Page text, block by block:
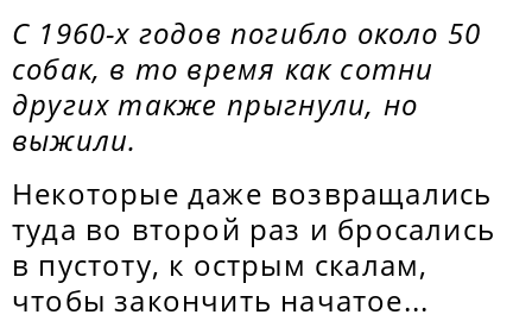
С 1960-х годов погибло около 50
собак, в то время как сотни
других также прыгнули, но
выжили.
Некоторые даже возвращались
туда во второй раз и бросались
в пустоту, к острым скалам,
чтобы закончить начатое...